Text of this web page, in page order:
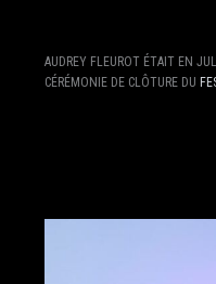
AUDREY FLEUROT ÉTAIT EN
CÉRÉMONIE DE CLÔTURE DU